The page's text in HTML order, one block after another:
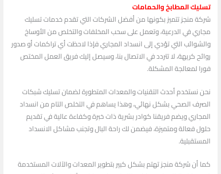
تسليك المطابخ والحمامات
شركة منجز تتميز بكونها من أفضل الشركات التي تقدم خدمات تسليك
مجاري في الدرعية، وتعمل على سحب المخلفات والتخلص من الأوساخ
والشوائب التي تؤدي إلى انسداد المجاري فإذا لاحظت أي تراكمات أو صدور
روائح كريهة، لا تتردد في الاتصال بنا، وسيصل إليك فريق العمل المختص
فورا لمعالجة المشكلة.
نحن نستخدم أحدث التقنيات والمعدات المتطورة لضمان تسليك شبكات
الصرف الصحي بشكل نهائي، وهذا يساهم في التخلص التام من انسداد
المجاري ويضم فريقنا كوادر بشرية ذات خبرة وكفاءة عالية في تقديم
حلول فعالة ومتميزة، فيضمن لك راحة البال وتجنب مشاكل الانسداد
المستقبلية.
كما أن شركة منجز تهتم بشكل كبير بتطوير المعدات والآلات المستخدمة